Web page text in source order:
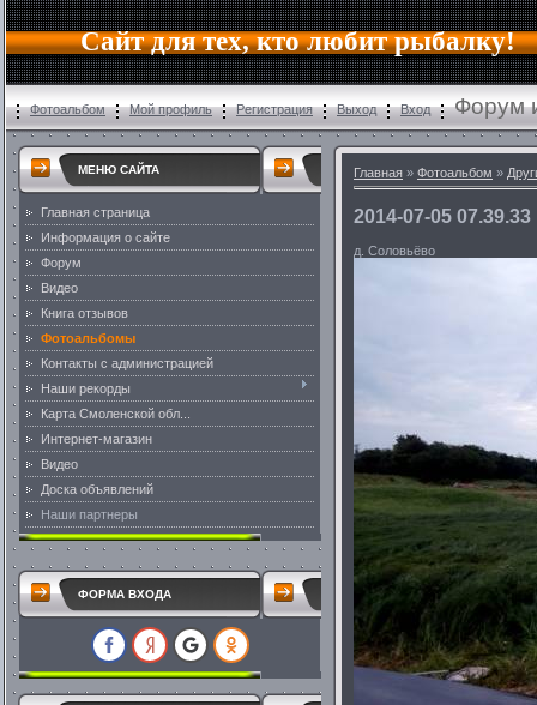
Сайт для тех, кто любит рыбалку!
Фотоальбом Мой профиль Регистрация Выход Вход Форум
МЕНЮ САЙТА
Главная страница
Информация о сайте
Форум
Видео
Книга отзывов
Фотоальбомы
Контакты с администрацией
Наши рекорды
Карта Смоленской обл...
Интернет-магазин
Видео
Доска объявлений
Наши партнеры
ФОРМА ВХОДА
Главная » Фотоальбом »
2014-07-05 07.39.33
д. Соловьёво